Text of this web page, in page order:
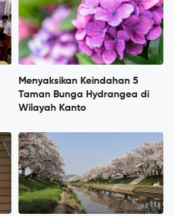
Menyaksikan Keindahan 5
Taman Bunga Hydrangea di
Wilayah Kanto